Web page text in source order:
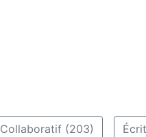
Collaboratif (203)